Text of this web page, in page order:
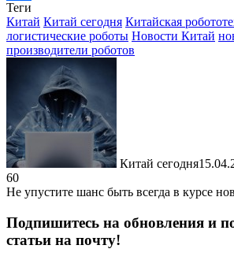
Отправить
Теги
Китай Китай сегодня Китайская
логистические роботы Новости Китай
производители роботов
Китай сегодня
60
Не упустите шанс быть всегда в курсе
Подпишитесь на обновления и
статьи на почту!